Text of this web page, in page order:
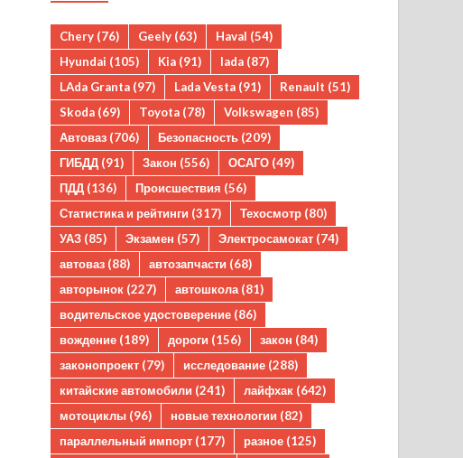
Chery (76) Geely (63) Haval (54)
Hyundai (105) Kia (91) lada (87)
LAda Granta (97) Lada Vesta (91) Renault (51)
Skoda (69) Toyota (78) Volkswagen (85)
Автоваз (706) Безопасность (209)
ГИБДД (91) Закон (556) ОСАГО (49)
ПДД (136) Происшествия (56)
Статистика и рейтинги (317) Техосмотр (80)
УАЗ (85) Экзамен (57) Электросамокат (74)
автоваз (88) автозапчасти (68)
авторынок (227) автошкола (81)
водительское удостоверение (86)
вождение (189) дороги (156) закон (84)
законопроект (79) исследование (288)
китайские автомобили (241) лайфхак (642)
мотоциклы (96) новые технологии (82)
параллельный импорт (177) разное (125)